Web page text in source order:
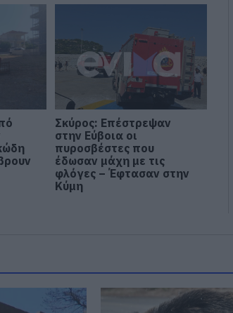
Σκύρος: Επέστρεψαν
στην Εύβοια οι
πυροσβέστες που
έδωσαν μάχη με τις
φλόγες – Έφτασαν στην
Κύμη